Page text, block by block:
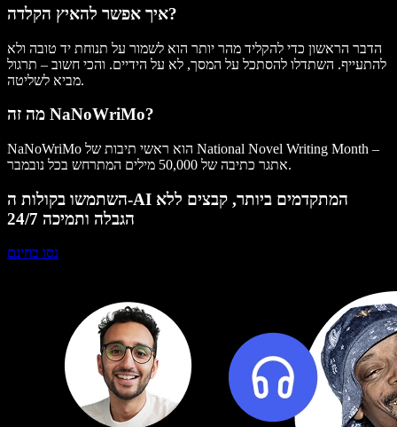
איך אפשר להאיץ הקלדה?
הדבר הראשון כדי להקליד מהר יותר הוא לשמור על תנוחת יד טובה ולא
להתעייף. השתדלו להסתכל על המסך, לא על הידיים. והכי חשוב – תרגול
מביא לשליטה.
מה זה NaNoWriMo?
NaNoWriMo הוא ראשי תיבות של National Novel Writing Month –
אתגר כתיבה של 50,000 מילים המתרחש בכל נובמבר.
השתמשו בקולות ה-AI המתקדמים ביותר, קבצים ללא
הגבלה ותמיכה 24/7
נסו בחינם